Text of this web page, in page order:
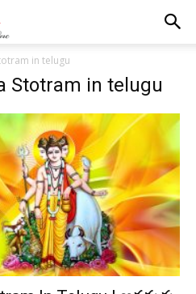
in telugu
Stotram in telugu